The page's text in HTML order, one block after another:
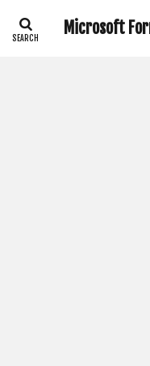
Microsoft